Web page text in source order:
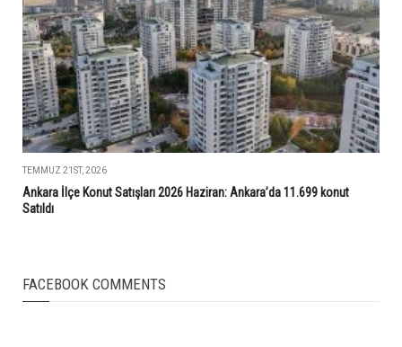
TEMMUZ 21ST, 2026
Ankara İlçe Konut Satışları 2026 Haziran: Ankara’da 11.699 konut
Satıldı
FACEBOOK COMMENTS